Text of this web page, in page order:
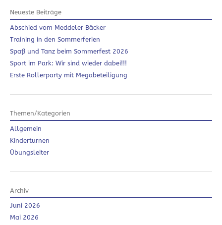
Neueste Beiträge
Abschied vom Meddeler Bäcker
Training in den Sommerferien
Spaß und Tanz beim Sommerfest 2026
Sport im Park: Wir sind wieder dabei!!!
Erste Rollerparty mit Megabeteiligung
Themen/Kategorien
Allgemein
Kinderturnen
Übungsleiter
Archiv
Juni 2026
Mai 2026